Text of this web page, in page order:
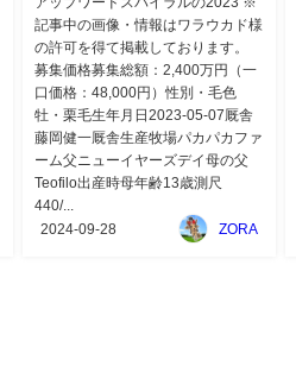
記事中の画像・情報はワラウカド様
の許可を得て掲載しております。
募集価格募集総額：2,400万円（一
口価格：48,000円）性別・毛色
牡・栗毛生年月日2023-05-07厩舎
藤岡健一厩舎生産牧場パカパカファ
ーム父ニューイヤーズデイ母の父
Teofilo出産時母年齢13歳測尺
440/...
2024-09-28
ZORA